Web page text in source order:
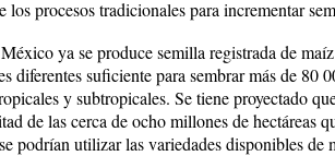
los procesos tradicionales para incrementar
ya se produce semilla re­gis­trada de
diferentes su­­fi­ciente para sembrar más de 80
y subtropicales. Se tiene proyectado
de las cerca de ocho millones de hectáreas
podrían utilizar las variedades disponibles de